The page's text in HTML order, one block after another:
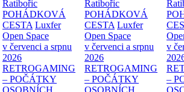
Ratibořic
POHÁDKOVÁ
CESTA Luxfer
Open Space
v červenci a srpnu
2026
RETROGAMING
– POČÁTKY
Ratibořic
POHÁDKOVÁ
CESTA Luxfer
Open Space
v červenci a srpnu
2026
RETROGAMING
– POČÁTKY
v
–